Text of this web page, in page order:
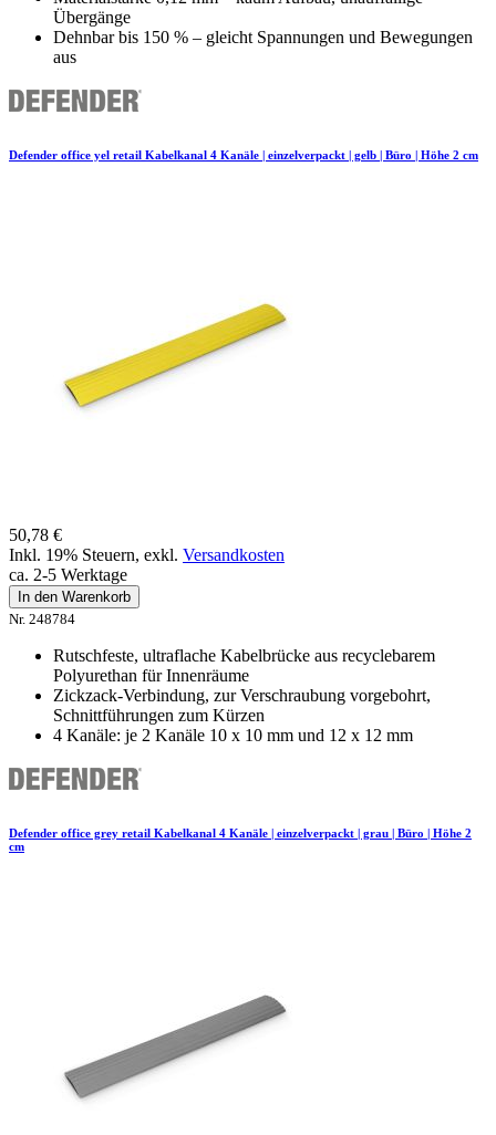
Übergänge
Dehnbar bis 150 % – gleicht Spannungen und Bewegungen
aus
Defender office yel retail Kabelkanal 4 Kanäle | einzelverpackt | gelb | Büro | Höhe 2 cm
50,78 €
Inkl. 19% Steuern, exkl. Versandkosten
ca. 2-5 Werktage
In den Warenkorb
Nr. 248784
Rutschfeste, ultraflache Kabelbrücke aus recyclebarem
Polyurethan für Innenräume
Zickzack-Verbindung, zur Verschraubung vorgebohrt,
Schnittführungen zum Kürzen
4 Kanäle: je 2 Kanäle 10 x 10 mm und 12 x 12 mm
Defender office grey retail Kabelkanal 4 Kanäle | einzelverpackt | grau | Büro | Höhe 2
cm